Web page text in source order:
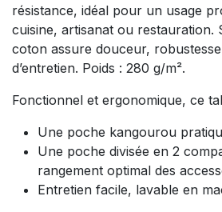
résistance, idéal pour un usage
cuisine, artisanat ou restauration.
coton assure douceur,
d’entretien. Poids : 280 g/m².
Fonctionnel et ergonomique, ce
Une poche kangourou
Une poche divisée en 2
rangement optimal des
Entretien facile, lavable en